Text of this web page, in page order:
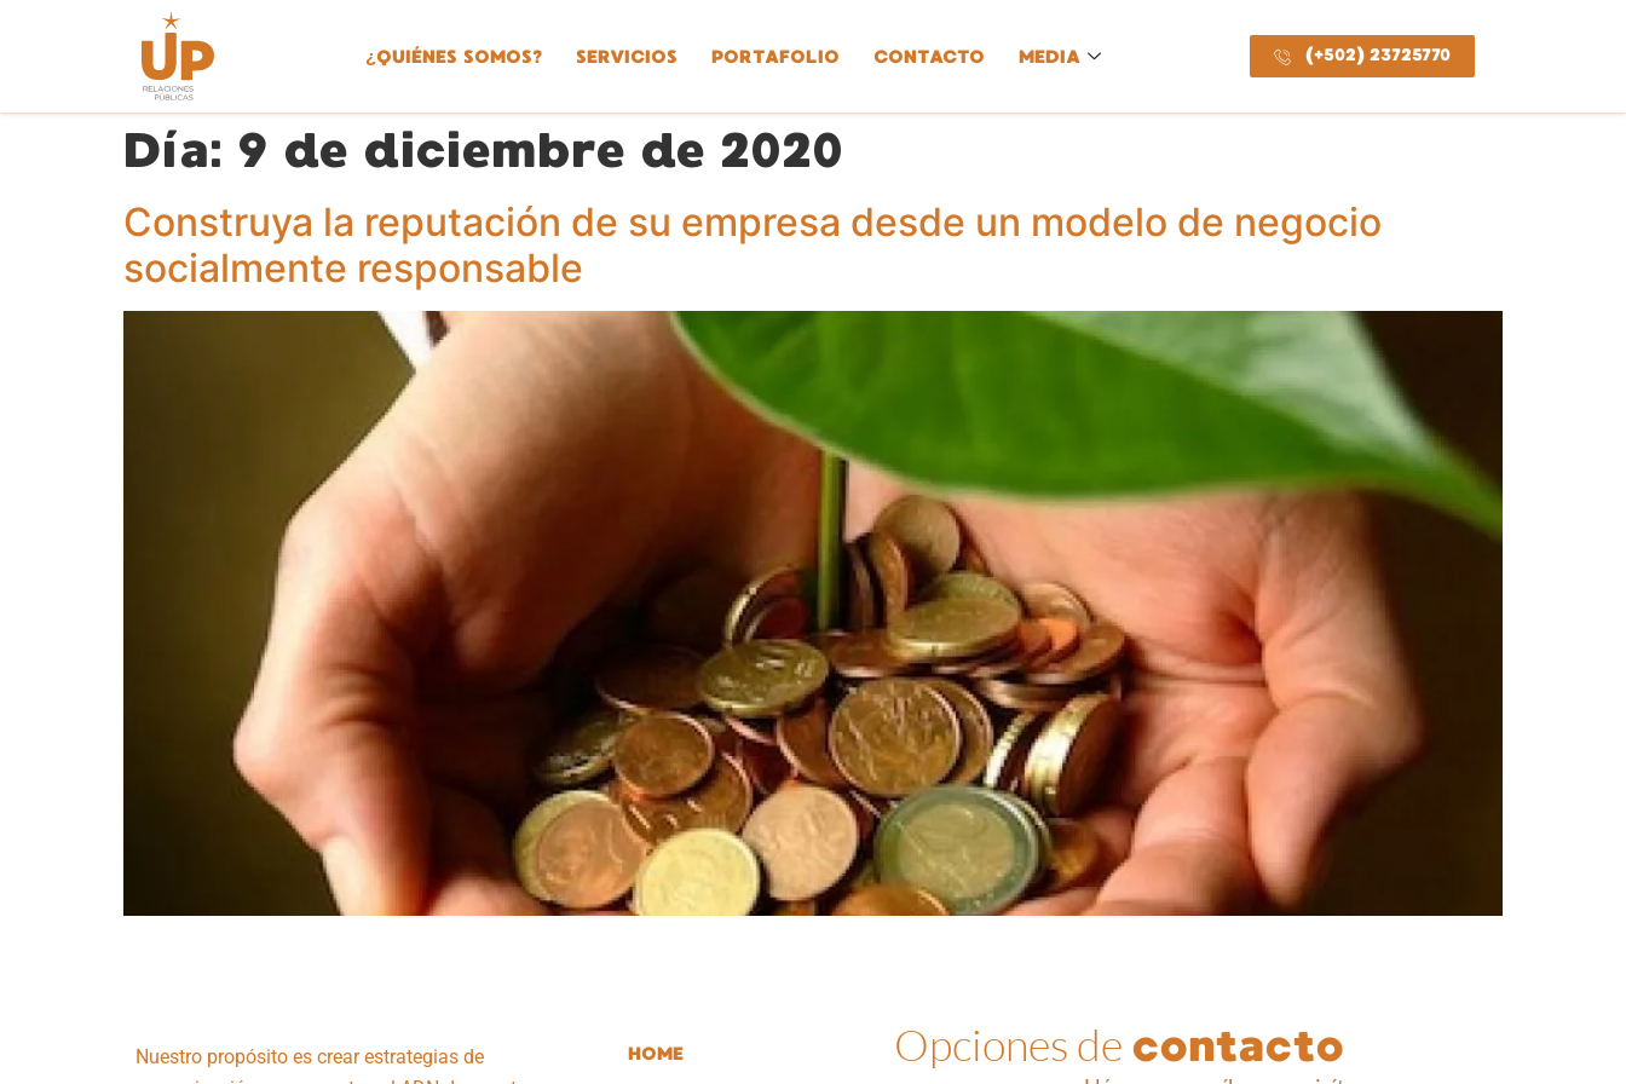
¿QUIÉNES SOMOS? SERVICIOS PORTAFOLIO CONTACTO MEDIA (+502) 23725770
Día: 9 de diciembre de 2020
Construya la reputación de su empresa desde un modelo de negocio
socialmente responsable
Nuestro propósito es crear estrategias de
HOME Opciones de contacto